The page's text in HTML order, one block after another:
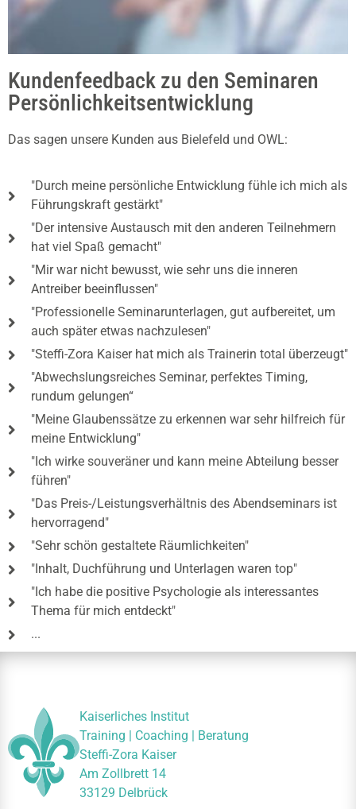
Kundenfeedback zu den Seminaren
Persönlichkeitsentwicklung
Das sagen unsere Kunden aus Bielefeld und OWL:
"Durch meine persönliche Entwicklung fühle ich mich als
Führungskraft gestärkt"
"Der intensive Austausch mit den anderen Teilnehmern
hat viel Spaß gemacht"
"Mir war nicht bewusst, wie sehr uns die inneren
Antreiber beeinflussen"
"Professionelle Seminarunterlagen, gut aufbereitet, um
auch später etwas nachzulesen"
"Steffi-Zora Kaiser hat mich als Trainerin total überzeugt"
"Abwechslungsreiches Seminar, perfektes Timing,
rundum gelungen“
"Meine Glaubenssätze zu erkennen war sehr hilfreich für
meine Entwicklung"
"Ich wirke souveräner und kann meine Abteilung besser
führen"
"Das Preis-/Leistungsverhältnis des Abendseminars ist
hervorragend"
"Sehr schön gestaltete Räumlichkeiten"
"Inhalt, Duchführung und Unterlagen waren top"
"Ich habe die positive Psychologie als interessantes
Thema für mich entdeckt"
...
Kaiserliches Institut
Training | Coaching | Beratung
Steffi-Zora Kaiser
Am Zollbrett 14
33129 Delbrück